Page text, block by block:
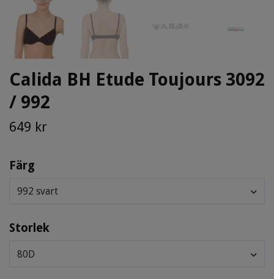
Calida BH Etude Toujours 3092
/ 992
649 kr
Färg
992 svart
Storlek
80D